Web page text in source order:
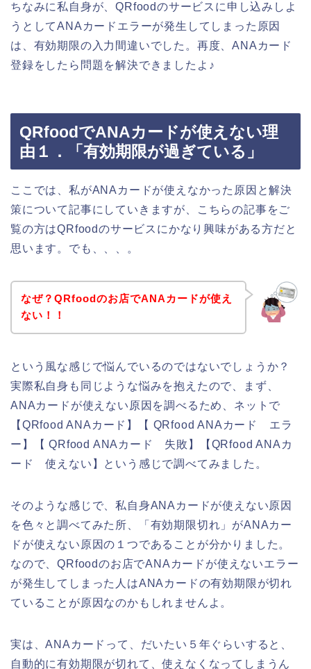
ちなみに私自身が、QRfoodのサービスに申し込みしよ
うとしてANAカードエラーが発生してしまった原因
は、有効期限の入力間違いでした。再度、ANAカード
登録をしたら問題を解決できましたよ♪
QRfoodでANAカードが使えない理
由１．「有効期限が過ぎている」
ここでは、私がANAカードが使えなかった原因と解決
策について記事にしていきますが、こちらの記事をご
覧の方はQRfoodのサービスにかなり興味がある方だと
思います。でも、、、。
なぜ？QRfoodのお店でANAカードが使え
ない！！
という風な感じで悩んでいるのではないでしょうか？
実際私自身も同じような悩みを抱えたので、まず、
ANAカードが使えない原因を調べるため、ネットで
【QRfood ANAカード】【 QRfood ANAカード エラ
ー】【 QRfood ANAカード 失敗】【QRfood ANAカ
ード 使えない】という感じで調べてみました。
そのような感じで、私自身ANAカードが使えない原因
を色々と調べてみた所、「有効期限切れ」がANAカー
ドが使えない原因の１つであることが分かりました。
なので、QRfoodのお店でANAカードが使えないエラー
が発生してしまった人はANAカードの有効期限が切れ
ていることが原因なのかもしれませんよ。
実は、ANAカードって、だいたい５年ぐらいすると、
自動的に有効期限が切れて、使えなくなってしまうん